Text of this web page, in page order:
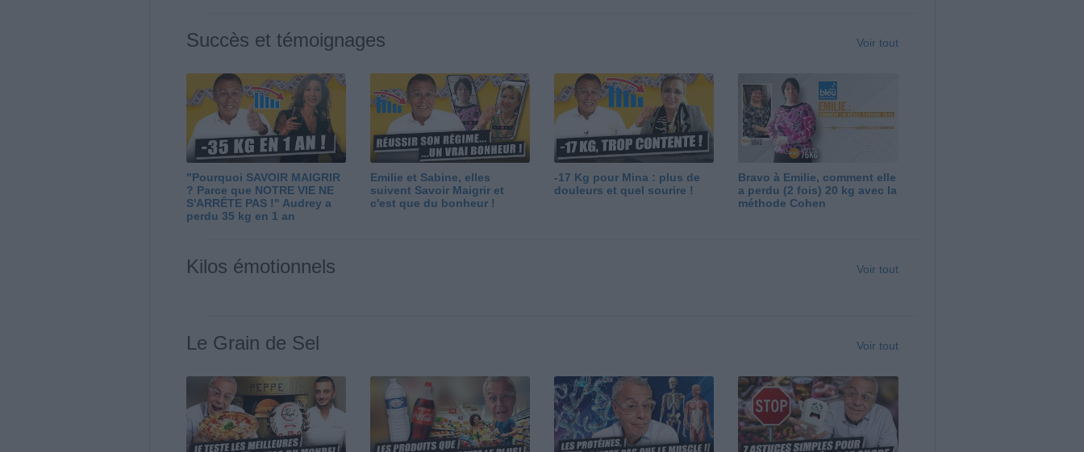
Succès et témoignages Voir tout
"Pourquoi SAVOIR MAIGRIR
? Parce que NOTRE VIE NE
S'ARRÊTE PAS !" Audrey a
perdu 35 kg en 1 an
Emilie et Sabine, elles
suivent Savoir Maigrir et
c'est que du bonheur !
-17 Kg pour Mina : plus de
douleurs et quel sourire !
Bravo à Emilie, comment elle
a perdu (2 fois) 20 kg avec la
méthode Cohen
Kilos émotionnels Voir tout
Le Grain de Sel Voir tout